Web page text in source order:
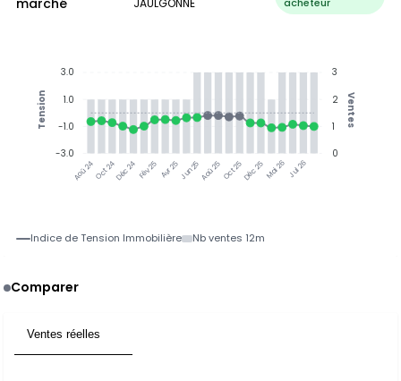
marché JAULGONNE
Aoû 24Oct 24Déc 24Fév 25 Avr 25Jun 25Aoû 25Oct 25Déc 25Mai 26 Jul 26
3
2
1
0
Ventes
3.0
1.0
-1.0
-3.0
Tension
Indice de Tension Immobilière Nb ventes 12m
Comparer
Ventes réelles